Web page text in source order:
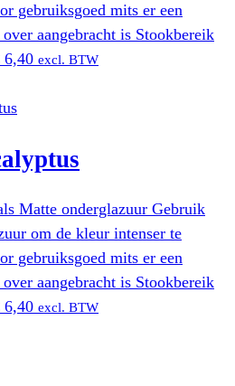
gebruiksgoed mits er een
aangebracht is Stookbereik
6,40 excl. BTW
Matte onderglazuur Gebruik
om de kleur intenser te
gebruiksgoed mits er een
aangebracht is Stookbereik
6,40 excl. BTW